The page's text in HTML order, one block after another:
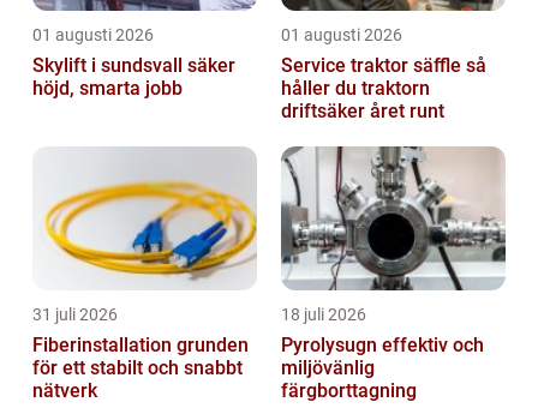
01 augusti 2026
Skylift i sundsvall säker
höjd, smarta jobb
01 augusti 2026
Service traktor säffle så
håller du traktorn
driftsäker året runt
31 juli 2026
Fiberinstallation grunden
för ett stabilt och snabbt
nätverk
18 juli 2026
Pyrolysugn effektiv och
miljövänlig
färgborttagning